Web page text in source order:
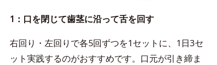
1：口を閉じて歯茎に沿って舌を回す
右回り・左回りで各5回ずつを1セットに、1日3セ
ット実践するのがおすすめです。口元が引き締ま